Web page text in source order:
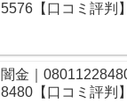
5576【口コミ評判】
闇金｜
8480【口コミ評判】